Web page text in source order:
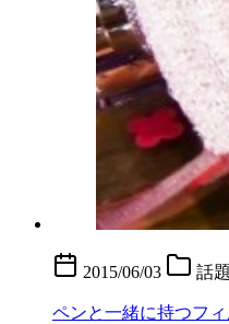
2015/06/03 話
ペンと一緒に持つフ